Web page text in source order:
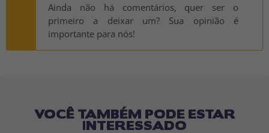
Ainda não há comentários, quer ser o
primeiro a deixar um? Sua opinião é
importante para nós!
VOCÊ TAMBÉM PODE ESTAR
INTERESSADO